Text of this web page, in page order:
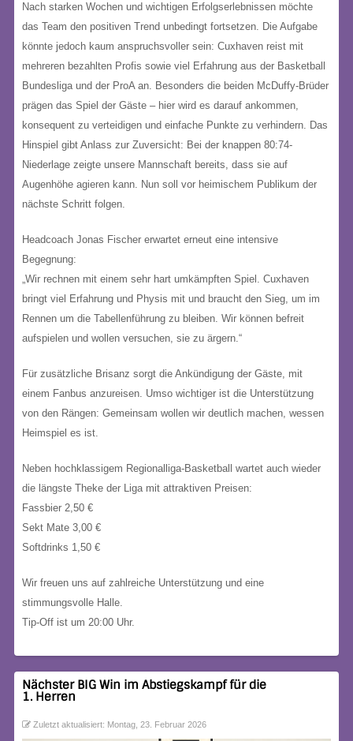
Nach starken Wochen und wichtigen Erfolgserlebnissen möchte
das Team den positiven Trend unbedingt fortsetzen. Die Aufgabe
könnte jedoch kaum anspruchsvoller sein: Cuxhaven reist mit
mehreren bezahlten Profis sowie viel Erfahrung aus der Basketball
Bundesligaund der ProAan. Besonders die beiden McDuffy-Brüder
prägen das Spiel der Gäste – hier wird es darauf ankommen,
konsequent zu verteidigen und einfache Punkte zu verhindern. Das
Hinspiel gibt Anlass zur Zuversicht: Bei der knappen 80:74-
Niederlage zeigte unsere Mannschaft bereits, dass sie auf
Augenhöhe agieren kann. Nun soll vor heimischem Publikum der
nächste Schritt folgen.
Headcoach Jonas Fischer erwartet erneut eine intensive
Begegnung:
„Wir rechnen mit einem sehr hart umkämpften Spiel. Cuxhaven
bringt viel Erfahrung und Physis mit und braucht den Sieg, um im
Rennen um die Tabellenführung zu bleiben. Wir können befreit
aufspielen und wollen versuchen, sie zu ärgern.“
Für zusätzliche Brisanz sorgt die Ankündigung der Gäste, mit
einem Fanbus anzureisen. Umso wichtiger ist die Unterstützung
von den Rängen: Gemeinsam wollen wir deutlich machen, wessen
Heimspiel es ist.
Neben hochklassigem Regionalliga-Basketball wartet auch wieder
die längste Theke der Liga mit attraktiven Preisen:
Fassbier 2,50 €
Sekt Mate 3,00 €
Softdrinks 1,50 €
Wir freuen uns auf zahlreiche Unterstützung und eine
stimmungsvolle Halle.
Tip-Off ist um 20:00 Uhr.
Nächster BIG Win im Abstiegskampf für die
1. Herren
Zuletzt aktualisiert: Montag, 23. Februar 2026